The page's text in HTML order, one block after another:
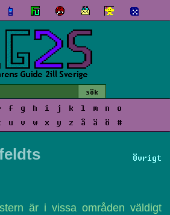
f g h i j k l m n
o
u v w x y z å ä ö #
Övrigt
är i vissa områden väldigt